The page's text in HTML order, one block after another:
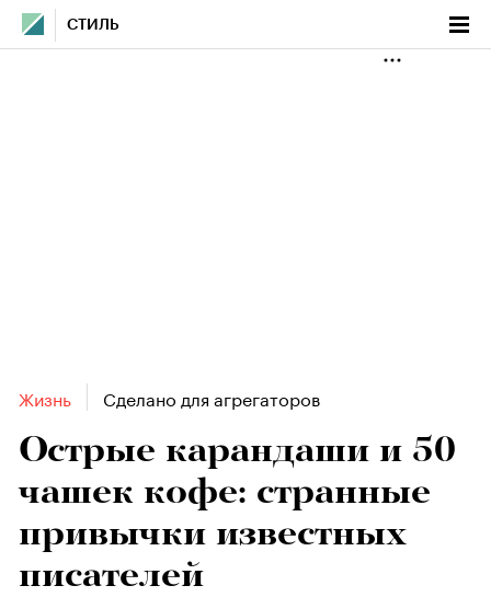
СТИЛЬ
Жизнь Сделано для агрегаторов
Острые карандаши и 50
чашек кофе: странные
привычки известных
писателей